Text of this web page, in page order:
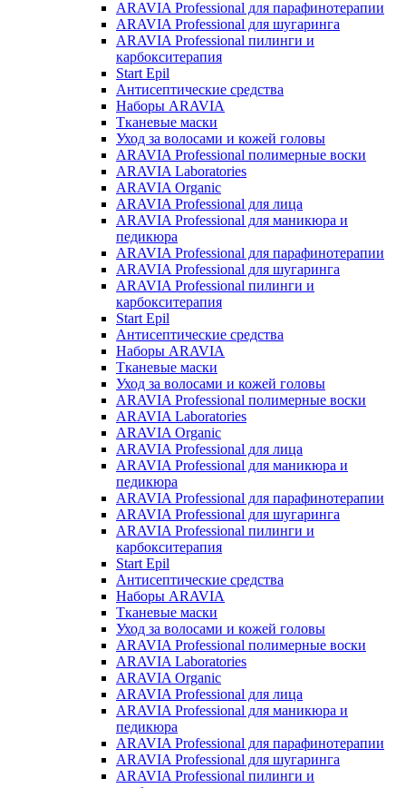
ARAVIA Professional для парафинотерапии
ARAVIA Professional для шугаринга
ARAVIA Professional пилинги и
карбокситерапия
Start Epil
Антисептические средства
Наборы ARAVIA
Тканевые маски
Уход за волосами и кожей головы
ARAVIA Professional полимерные воски
ARAVIA Laboratories
ARAVIA Organic
ARAVIA Professional для лица
ARAVIA Professional для маникюра и
педикюра
ARAVIA Professional для парафинотерапии
ARAVIA Professional для шугаринга
ARAVIA Professional пилинги и
карбокситерапия
Start Epil
Антисептические средства
Наборы ARAVIA
Тканевые маски
Уход за волосами и кожей головы
ARAVIA Professional полимерные воски
ARAVIA Laboratories
ARAVIA Organic
ARAVIA Professional для лица
ARAVIA Professional для маникюра и
педикюра
ARAVIA Professional для парафинотерапии
ARAVIA Professional для шугаринга
ARAVIA Professional пилинги и
карбокситерапия
Start Epil
Антисептические средства
Наборы ARAVIA
Тканевые маски
Уход за волосами и кожей головы
ARAVIA Professional полимерные воски
ARAVIA Laboratories
ARAVIA Organic
ARAVIA Professional для лица
ARAVIA Professional для маникюра и
педикюра
ARAVIA Professional для парафинотерапии
ARAVIA Professional для шугаринга
ARAVIA Professional пилинги и